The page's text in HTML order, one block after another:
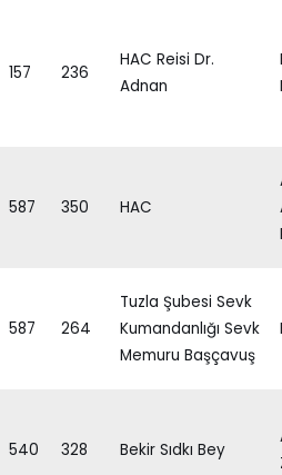
157 236
HAC Reisi Dr.
Adnan
587 350 HAC
587 264
Tuzla Şubesi Sevk
Kumandanlığı Sevk
Memuru Başçavuş
540 328 Bekir Sıdkı Bey